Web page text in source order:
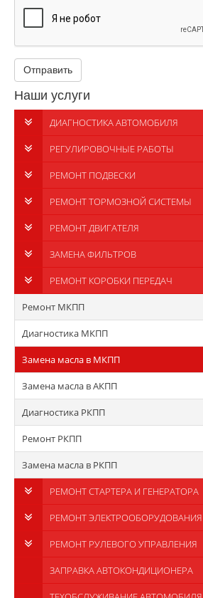
Отправить
Наши услуги
ДИАГНОСТИКА АВТОМОБИЛЯ
РЕГУЛИРОВОЧНЫЕ РАБОТЫ
РЕМОНТ ПОДВЕСКИ
РЕМОНТ ТОРМОЗНОЙ СИСТЕМЫ
РЕМОНТ ДВИГАТЕЛЯ
ЗАМЕНА ФИЛЬТРОВ
РЕМОНТ КОРОБКИ ПЕРЕДАЧ
Ремонт МКПП
Диагностика МКПП
Замена масла в МКПП
Замена масла в АКПП
Диагностика РКПП
Ремонт РКПП
Замена масла в РКПП
РЕМОНТ СТАРТЕРА И ГЕНЕРАТОРА
РЕМОНТ ЭЛЕКТРООБОРУДОВАНИЯ
РЕМОНТ РУЛЕВОГО УПРАВЛЕНИЯ
ЗАПРАВКА АВТОКОНДИЦИОНЕРА